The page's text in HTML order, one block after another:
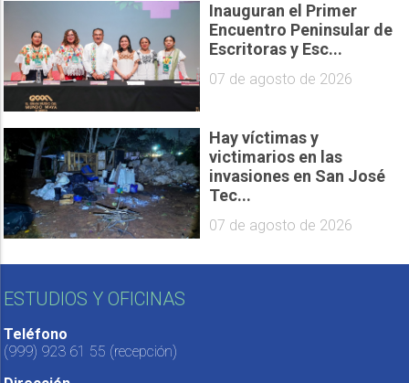
Inauguran el Primer
Encuentro Peninsular de
Escritoras y Esc...
07 de agosto de 2026
Hay víctimas y
victimarios en las
invasiones en San José
Tec...
07 de agosto de 2026
ESTUDIOS Y OFICINAS
Teléfono
(999) 923 61 55 (recepción)